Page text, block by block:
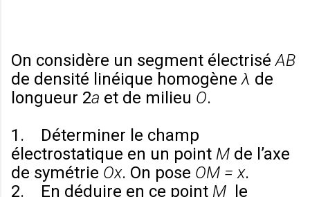
On considère un segment électriséAB
de densité linéique homogène λ de
longueur 2a et de milieu O.
1. Déterminer le champ
électrostatique en un point M de l’axe
de symétrie Ox. On pose OM = x.
2. En déduire en ce point M le